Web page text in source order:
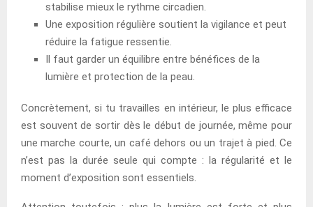
stabilise mieux le rythme circadien.
Une exposition régulière soutient la vigilance et peut
réduire la fatigue ressentie.
Il faut garder un équilibre entre bénéfices de la
lumière et protection de la peau.
Concrètement, si tu travailles en intérieur, le plus efficace
est souvent de sortir dès le début de journée, même pour
une marche courte, un café dehors ou un trajet à pied. Ce
n’est pas la durée seule qui compte : la régularité et le
moment d’exposition sont essentiels.